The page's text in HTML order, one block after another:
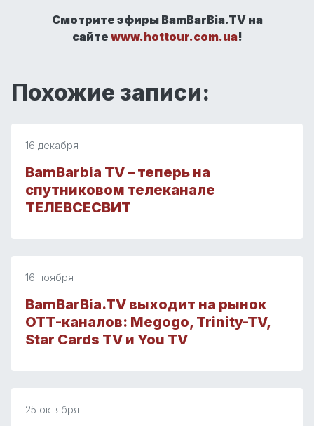
Смотрите эфиры BamBarBia.TV на
сайте www.hottour.com.ua!
Похожие записи:
16 декабря
BamBarbia TV – теперь на
спутниковом телеканале
ТЕЛЕВСЕСВИТ
16 ноября
BamBarBia.TV выходит на рынок
ОТТ-каналов: Megogo, Trinity-TV,
Star Cards TV и You TV
25 октября